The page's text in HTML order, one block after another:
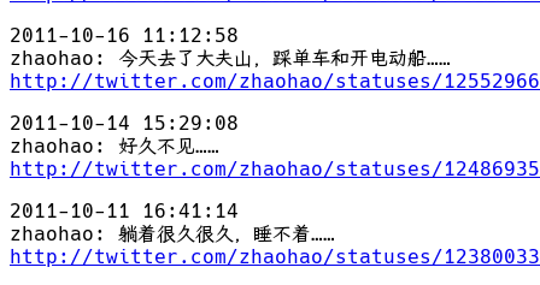
2011-10-16 11:12:58
zhaohao: 今天去了大夫山，踩单车和开电动船……
http://twitter.com/zhaohao/statuses/
2011-10-14 15:29:08
zhaohao: 好久不见……
http://twitter.com/zhaohao/statuses/
2011-10-11 16:41:14
zhaohao: 躺着很久很久，睡不着……
http://twitter.com/zhaohao/statuses/